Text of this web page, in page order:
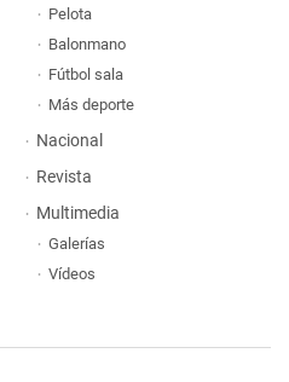
Pelota
Balonmano
Fútbol sala
Más deporte
Nacional
Revista
Multimedia
Galerías
Vídeos